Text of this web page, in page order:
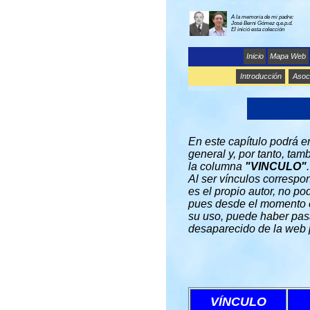
A la memoria de mi padre:
José Berni Gómez q.e.p.d.
El inició esta colección
Inicio Mapa Web
Introducción
En este capítulo podrá
general y, por tanto,
la columna "VINCULO".
Al ser vínculos
es el propio autor, no
pues desde el
su uso, puede haber
desaparecido de la web
VÍNCULO